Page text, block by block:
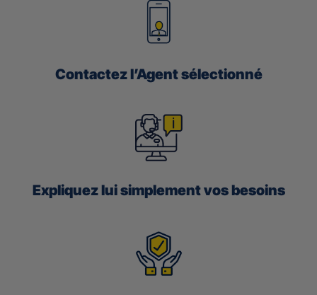
Contactez l’Agent sélectionné
Expliquez lui simplement vos besoins